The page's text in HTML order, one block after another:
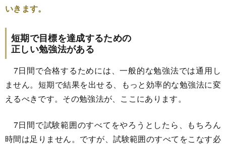
いきます。
短期で目標を達成するための
正しい勉強法がある
7日間で合格するためには、一般的な勉強法では通用し
ません。短期で結果を出せる、もっと効率的な勉強法に変
えるべきです。その勉強法が、ここにあります。
7日間で試験範囲のすべてをやろうとしたら、もちろん
時間は足りません。ですが、試験範囲のすべてをこなす必